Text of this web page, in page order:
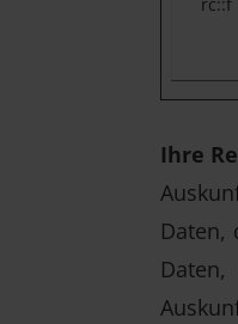
Ihre
Daten,